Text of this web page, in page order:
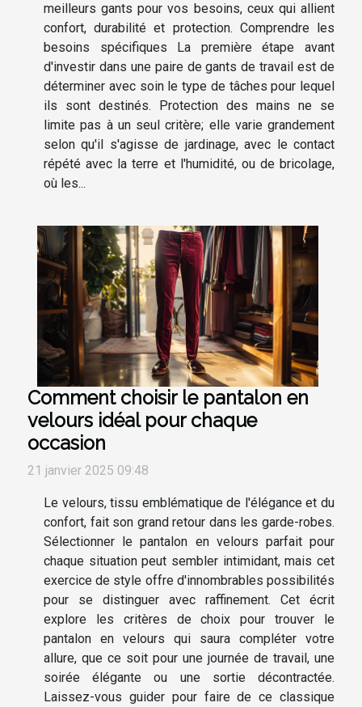
meilleurs gants pour vos besoins, ceux qui allient
confort, durabilité et protection. Comprendre les
besoins spécifiques La première étape avant
d'investir dans une paire de gants de travail est de
déterminer avec soin le type de tâches pour lequel
ils sont destinés. Protection des mains ne se
limite pas à un seul critère; elle varie grandement
selon qu'il s'agisse de jardinage, avec le contact
répété avec la terre et l'humidité, ou de bricolage,
où les...
Comment choisir le pantalon en
velours idéal pour chaque
occasion
21 janvier 2025 09:48
Le velours, tissu emblématique de l'élégance et du
confort, fait son grand retour dans les garde-robes.
Sélectionner le pantalon en velours parfait pour
chaque situation peut sembler intimidant, mais cet
exercice de style offre d'innombrables possibilités
pour se distinguer avec raffinement. Cet écrit
explore les critères de choix pour trouver le
pantalon en velours qui saura compléter votre
allure, que ce soit pour une journée de travail, une
soirée élégante ou une sortie décontractée.
Laissez-vous guider pour faire de ce classique